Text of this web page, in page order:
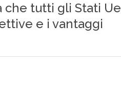
che tutti gli Stati Ue
e i vantaggi